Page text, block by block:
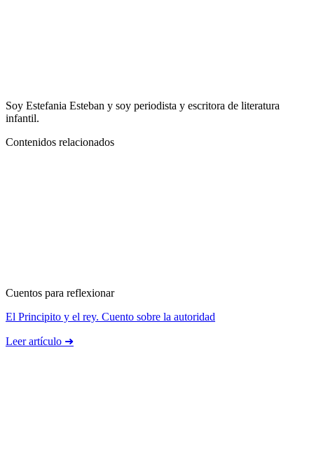
Soy Estefania Esteban y soy periodista y escritora de literatura
infantil.
Contenidos relacionados
Cuentos para reflexionar
El Principito y el rey. Cuento sobre la autoridad
Leer artículo ➜